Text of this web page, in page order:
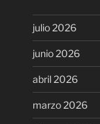
julio 2026
junio 2026
abril 2026
marzo 2026